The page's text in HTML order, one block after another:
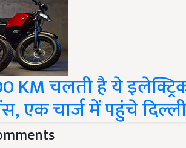
KM चलती है ये
एक चार्ज में पहुंचे